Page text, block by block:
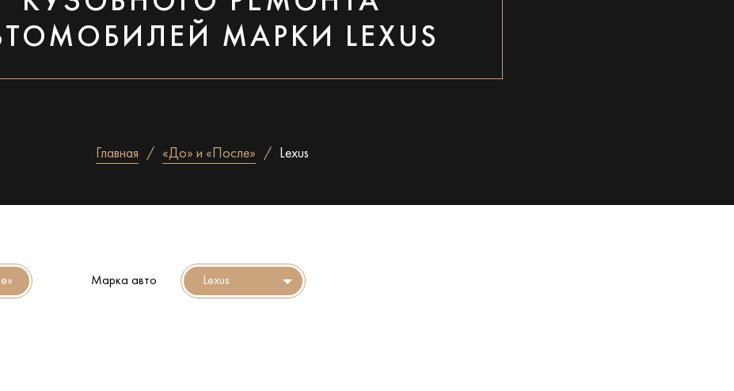
МАРКИ LEXUS
Главная «До» и «После» Lexus
Марка авто Lexus